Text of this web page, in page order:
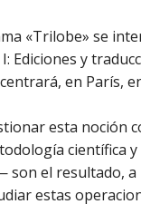
«Trilobe» se
Ediciones y
en París,
esta noción
científica
el resultado,
estas